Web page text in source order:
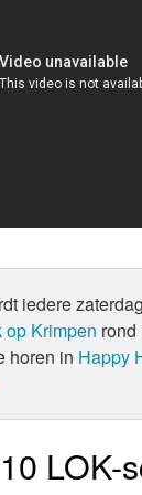
iedere
op Krimpen rond
horen in Happy
LOK-